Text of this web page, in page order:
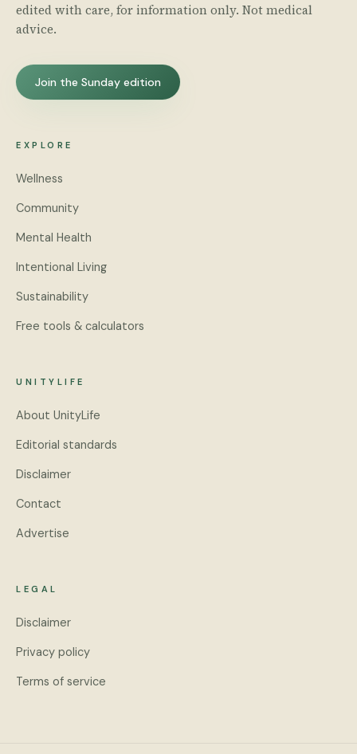
edited with care, for information only. Not medical
advice.
Join the Sunday edition
EXPLORE
Wellness
Community
Mental Health
Intentional Living
Sustainability
Free tools & calculators
UNITYLIFE
About UnityLife
Editorial standards
Disclaimer
Contact
Advertise
LEGAL
Disclaimer
Privacy policy
Terms of service